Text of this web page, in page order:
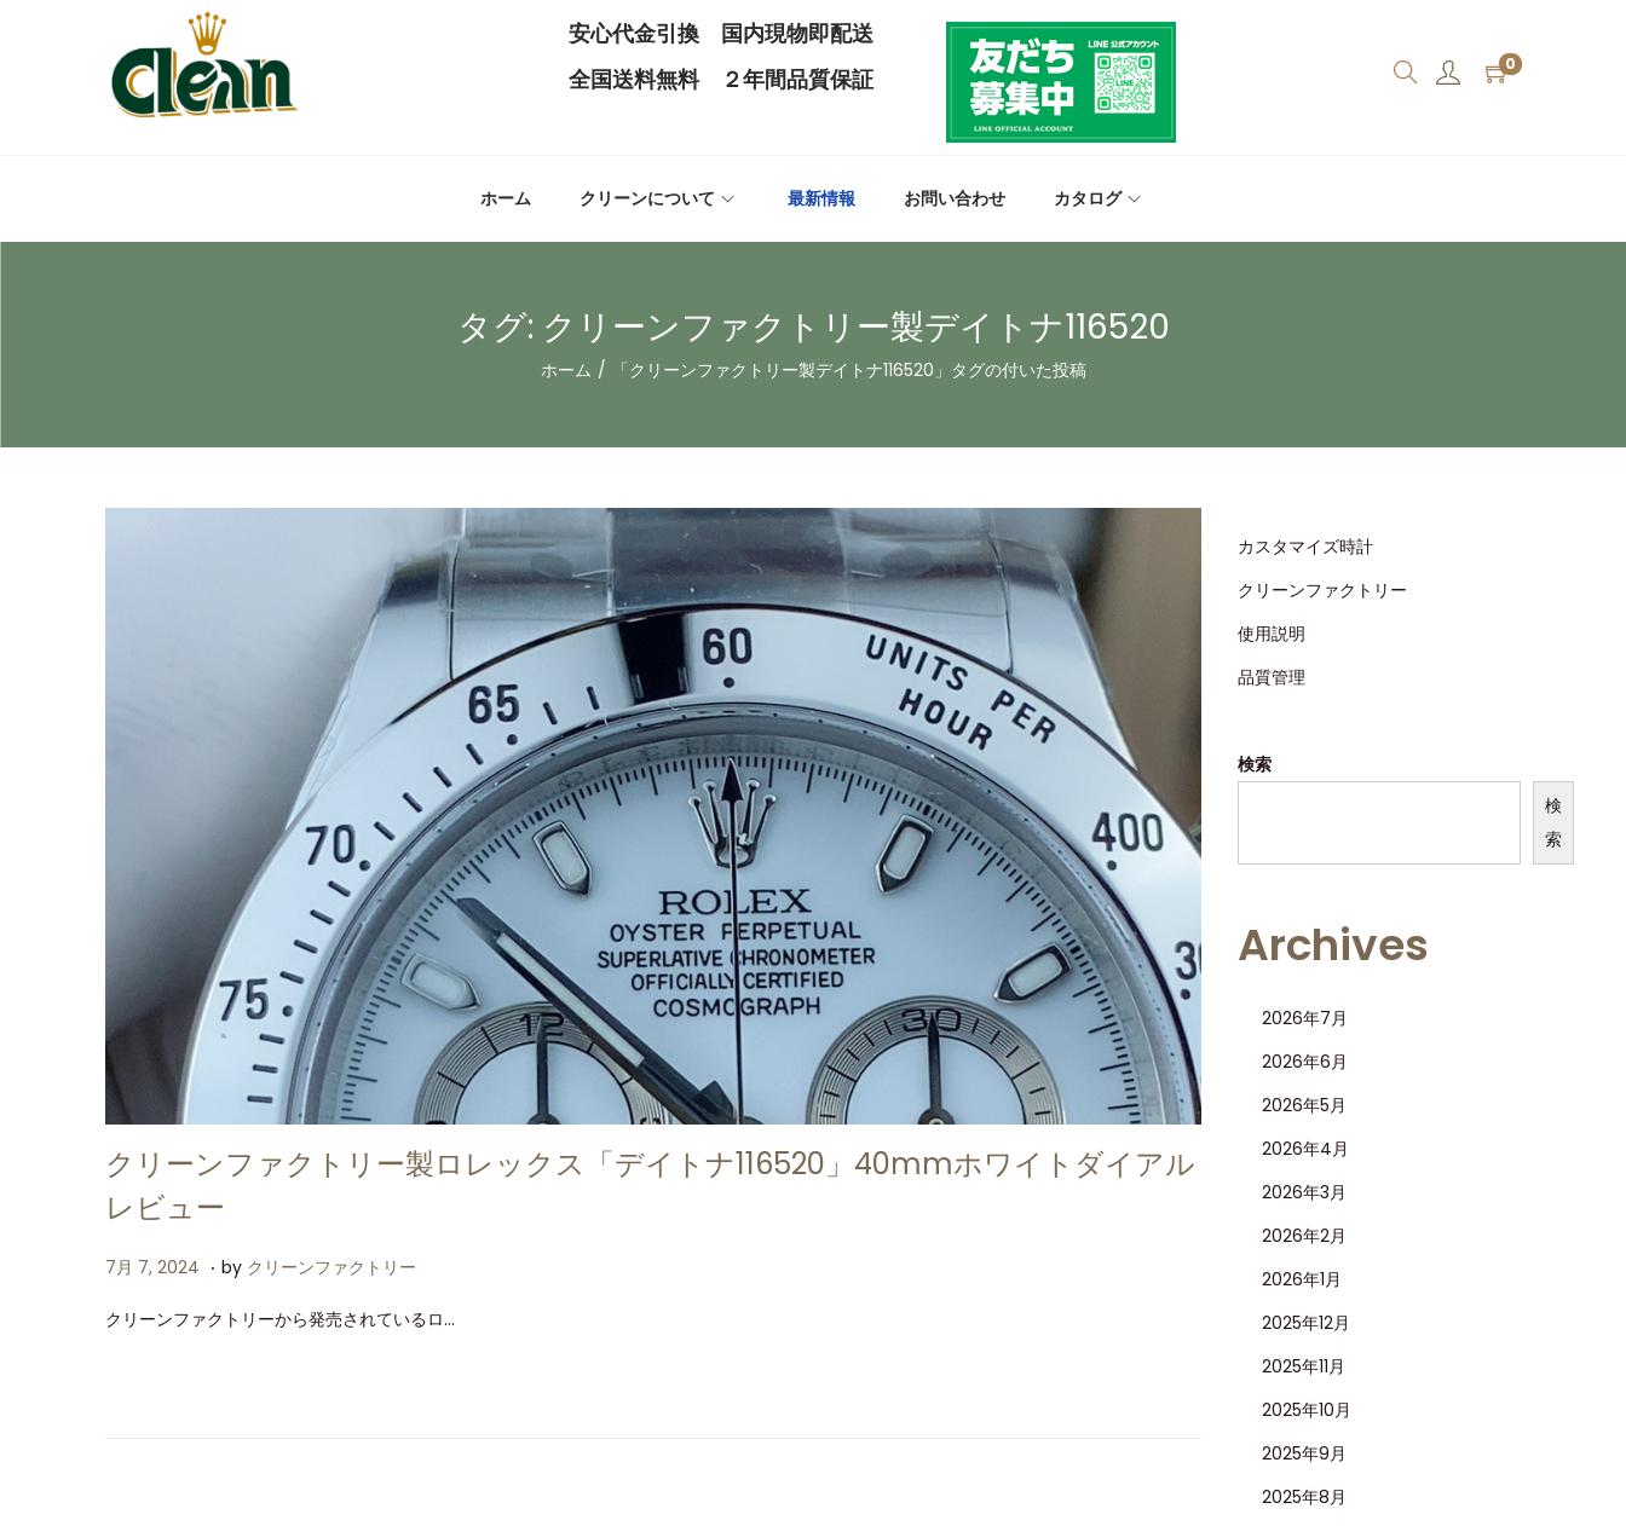
安心代金引換 国内現物即配送
全国送料無料 ２年間品質保証
0
ホーム クリーンについて 最新情報 お問い合わせ カタログ
タグ: クリーンファクトリー製デイトナ116520
ホーム / 「クリーンファクトリー製デイトナ116520」タグの付いた投稿
クリーンファクトリー製ロレックス「デイトナ116520」40mmホワイトダイアル
レビュー
P
s
7月 7, 2024 7
7
. by クリーンファクトリー
クリーンファクトリーから発売されているロ…
カスタマイズ時計
クリーンファクトリー
使用説明
品質管理
検索
検
索
Archives
2026年7月
2026年6月
2026年5月
2026年4月
2026年3月
2026年2月
2026年1月
2025年12月
2025年11月
2025年10月
2025年9月
2025年8月